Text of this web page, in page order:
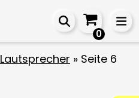
0
Lautsprecher » Seite 6